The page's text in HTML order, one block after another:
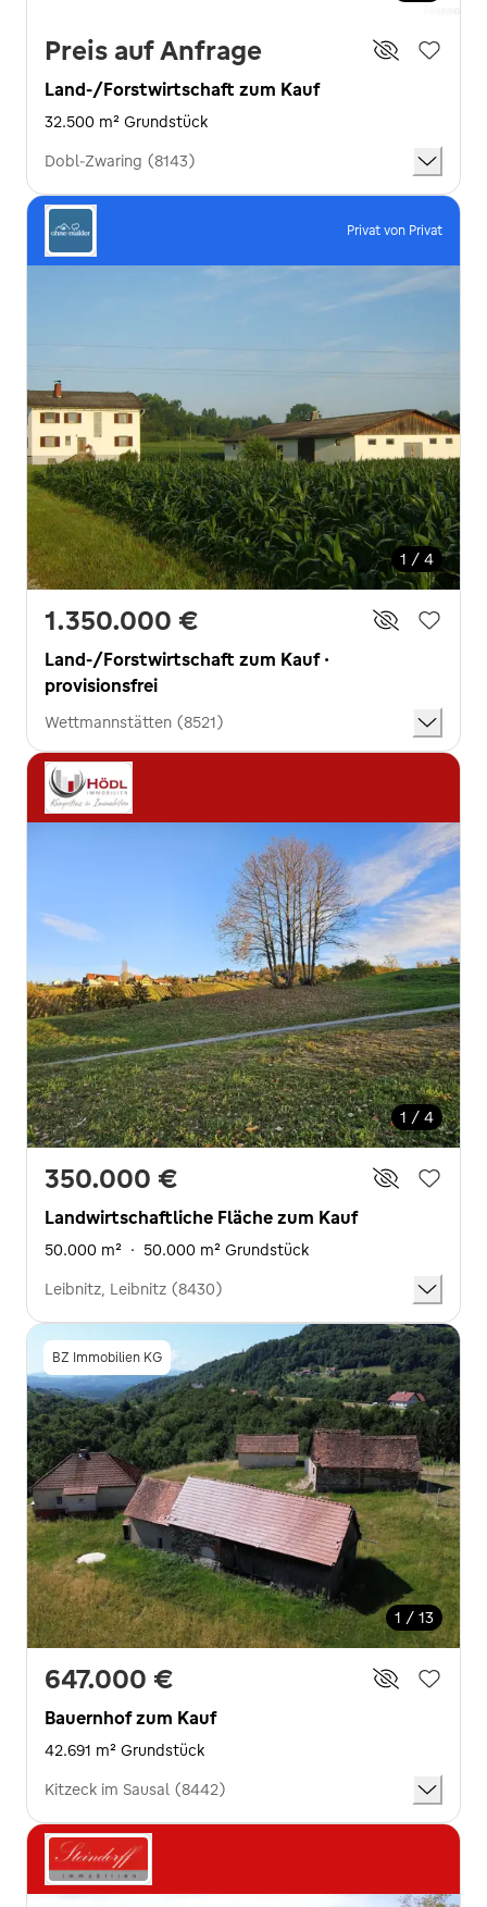
Preis auf Anfrage
Land-/Forstwirtschaft zum Kauf
32.500 m² Grundstück
Dobl-Zwaring (8143)
Privat von Privat
1 / 4
1.350.000 €
Land-/Forstwirtschaft zum Kauf ·
provisionsfrei
Wettmannstätten (8521)
1 / 4
350.000 €
Landwirtschaftliche Fläche zum Kauf
50.000 m² · 50.000 m² Grundstück
Leibnitz, Leibnitz (8430)
BZ Immobilien KG
1 / 13
647.000 €
Bauernhof zum Kauf
42.691 m² Grundstück
Kitzeck im Sausal (8442)